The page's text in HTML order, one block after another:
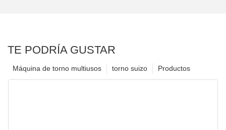
TE PODRÍA GUSTAR
Productos
torno suizo
Máquina de torno multiusos